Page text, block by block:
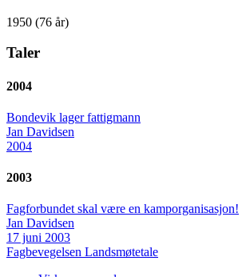
1950 (76 år)
Taler
2004
Bondevik lager fattigmann
Jan Davidsen
2004
2003
Fagforbundet skal være en kamporganisasjon!
Jan Davidsen
17 juni 2003
Fagbevegelsen Landsmøtetale